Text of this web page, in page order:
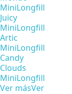
MiniLongfill
Juicy
MiniLongfill
Artic
MiniLongfill
Candy
Clouds
MiniLongfill
Ver másVer